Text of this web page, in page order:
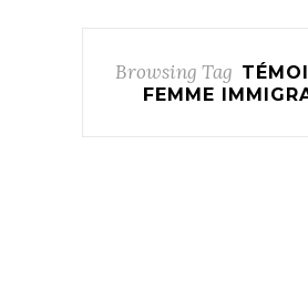
Browsing Tag
FEMME